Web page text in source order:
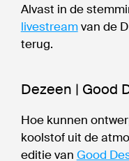
Alvast in de
livestreamvan de
terug.
Dezeen | Good
Hoe kunnen
koolstof uit de
editie van Good